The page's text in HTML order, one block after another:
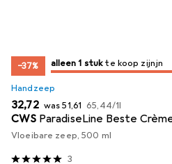
−37% slechts 1 item te koop zijn
alleen 1 stuk te koop zijn
Handzeep
EUR
32,72 wasEUR
51,61 EUR
65,44/1l
CWS ParadiseLine Beste
Vloeibare zeep, 500 ml
3